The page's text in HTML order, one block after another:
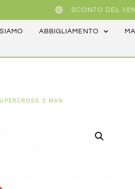
SCONTO DEL
ABBIGLIAMENTO
3 MAN